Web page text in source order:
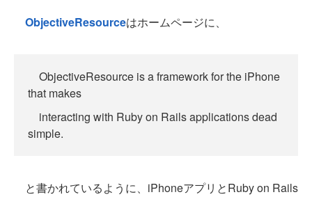
ObjectiveResourceはホームページに、
ObjectiveResource is a framework for the iPhone
that makes
interacting with Ruby on Rails applications dead
simple.
と書かれているように、iPhoneアプリとRuby on Rails